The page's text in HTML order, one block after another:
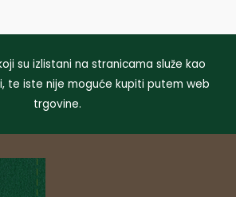
su izlistani na stranicama služe kao
te iste nije moguće kupiti putem web
trgovine.